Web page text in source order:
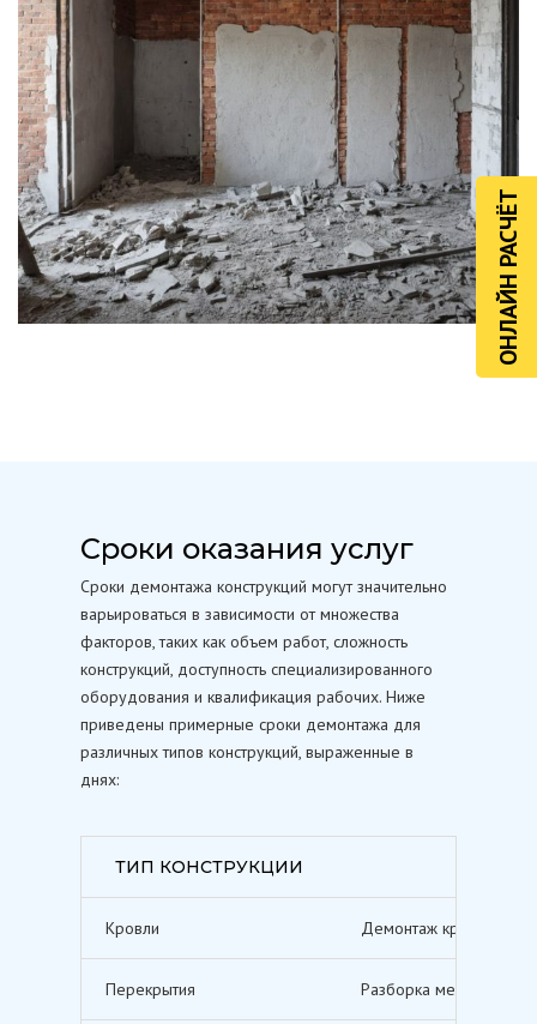
ОНЛАЙН РАСЧЁТ
Сроки оказания услуг
Сроки демонтажа конструкций могут значительно
варьироваться в зависимости от множества
факторов, таких как объем работ, сложность
конструкций, доступность специализированного
оборудования и квалификация рабочих. Ниже
приведены примерные сроки демонтажа для
различных типов конструкций, выраженные в
днях:
ТИП КОНСТРУКЦИИ
Кровли Демонтаж кровельных
Перекрытия Разборка межэтажных